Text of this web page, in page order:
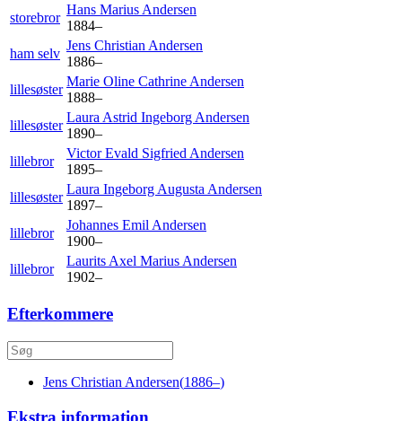
storebror
Hans Marius Andersen
1884–
ham selv
Jens Christian Andersen
1886–
lillesøster
Marie Oline Cathrine Andersen
1888–
lillesøster
Laura Astrid Ingeborg Andersen
1890–
lillebror
Victor Evald Sigfried Andersen
1895–
lillesøster
Laura Ingeborg Augusta Andersen
1897–
lillebror
Johannes Emil Andersen
1900–
lillebror
Laurits Axel Marius Andersen
1902–
Efterkommere
Jens Christian Andersen(1886–)
Ekstra information